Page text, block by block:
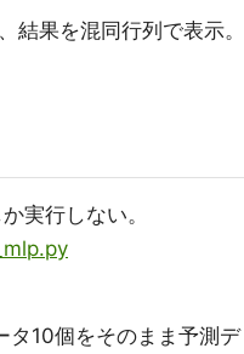
結果を混同行列で表示。
実行しない。
10個をそのまま予測デ